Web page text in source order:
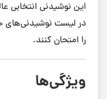
این نوشیدنی انتخابی
در لیست
را امتحان کنند.
ویژگی‌ها